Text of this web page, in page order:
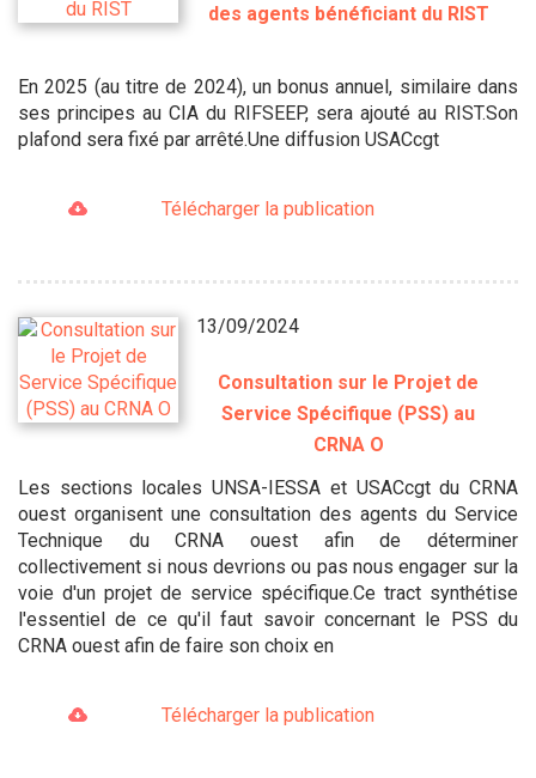
des agents bénéficiant du RIST
En 2025 (au titre de 2024), un bonus annuel, similaire dans
ses principes au CIA du RIFSEEP, sera ajouté au RIST.Son
plafond sera fixé par arrêté.Une diffusion USACcgt
Télécharger la publication
13/09/2024
Consultation sur le Projet de
Service Spécifique (PSS) au
CRNA O
Les sections locales UNSA-IESSA et USACcgt du CRNA
ouest organisent une consultation des agents du Service
Technique du CRNA ouest afin de déterminer
collectivement si nous devrions ou pas nous engager sur la
voie d'un projet de service spécifique.Ce tract synthétise
l'essentiel de ce qu'il faut savoir concernant le PSS du
CRNA ouest afin de faire son choix en
Télécharger la publication